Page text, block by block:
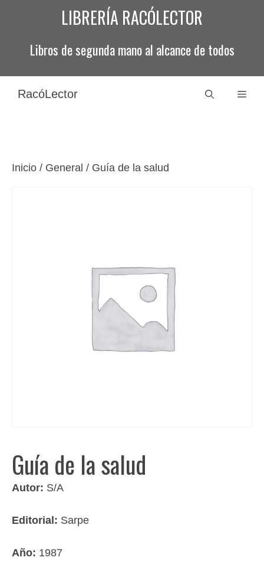
LIBRERÍA RACÓLECTOR
Libros de segunda mano al alcance de todos
RacóLector
Inicio / General / Guía de la salud
Guía de la salud
Autor: S/A
Editorial: Sarpe
Año: 1987